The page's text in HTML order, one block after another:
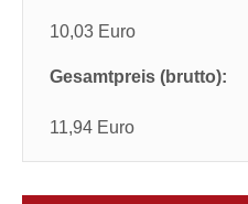
10,03 Euro
Gesamtpreis (brutto):
11,94 Euro